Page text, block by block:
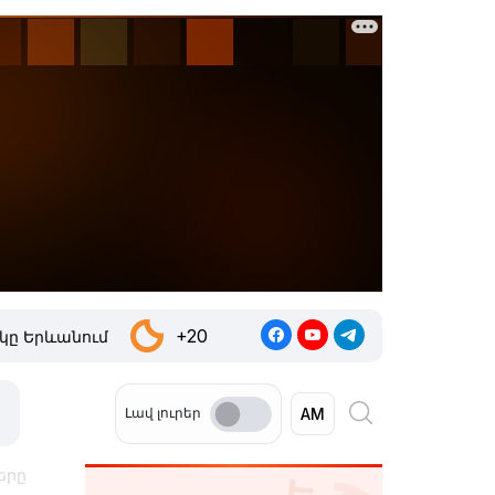
Երևանում +20
Լավ լուրեր